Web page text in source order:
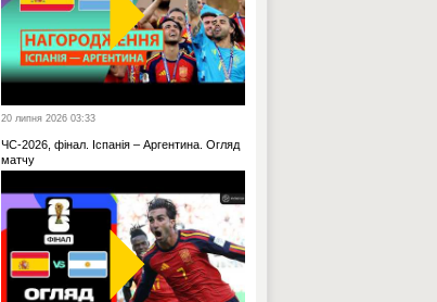
20 липня 2026 03:33
ЧС-2026, фінал. Іспанія – Аргентина. Огляд
матчу